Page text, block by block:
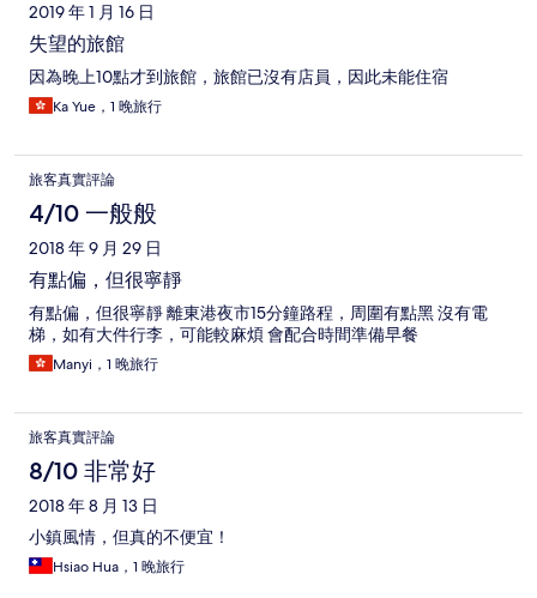
2019 年 1 月 16 日
失望的旅館
因為晚上10點才到旅館，旅館已沒有店員，因此未能住宿
Ka Yue，1 晚旅行
旅客真實評論
4/10 一般般
2018 年 9 月 29 日
有點偏，但很寧靜
有點偏，但很寧靜 離東港夜市15分鐘路程，周圍有點黑 沒有電
梯，如有大件行李，可能較麻煩 會配合時間準備早餐
Manyi，1 晚旅行
旅客真實評論
8/10 非常好
2018 年 8 月 13 日
小鎮風情，但真的不便宜！
Hsiao Hua，1 晚旅行